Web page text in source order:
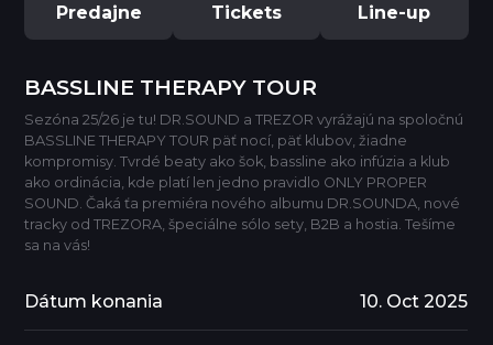
Predajne Tickets Line-up
BASSLINE THERAPY TOUR
Sezóna 25/26 je tu! DR.SOUND a TREZOR vyrážajú na spoločnú
BASSLINE THERAPY TOUR päť nocí, päť klubov, žiadne
kompromisy. Tvrdé beaty ako šok, bassline ako infúzia a klub
ako ordinácia, kde platí len jedno pravidlo ONLY PROPER
SOUND. Čaká ťa premiéra nového albumu DR.SOUNDA, nové
tracky od TREZORA, špeciálne sólo sety, B2B a hostia. Tešíme
sa na vás!
Dátum konania 10. Oct 2025